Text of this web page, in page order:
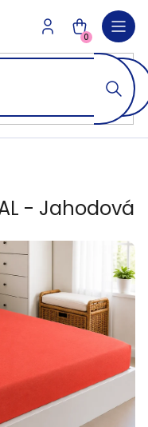
NÁKUPNÍ
KOŠÍK
0
- Jahodová